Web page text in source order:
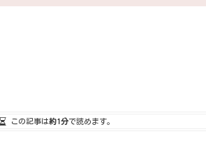
この記事は約1分で読めます。